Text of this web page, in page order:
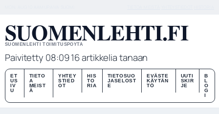
SUOMENLEHTI.FI
SUOMENLEHTI TOIMITUSPOYTA
Paivitetty 08:0916 artikkelia tanaan
ET
US
IV
U
TIETO
A
MEIST
Ä
YHTEY
STIED
OT
HIS
TO
RIA
TIETOSUO
JASELOST
E
EVÄSTE
KÄYTÄN
TÖ
UUTI
SKIR
JE
B
L
O
G
I